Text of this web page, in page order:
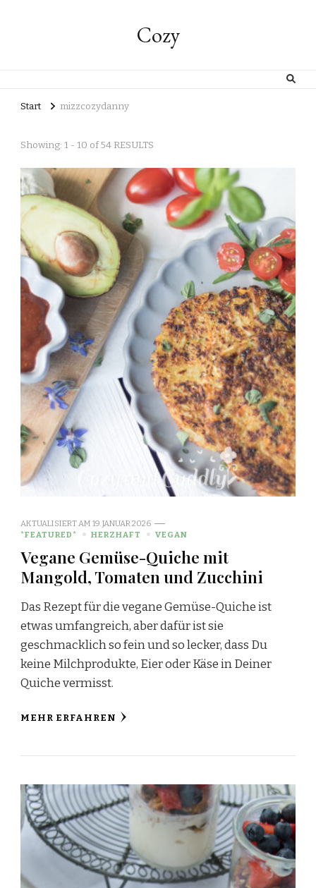
Cozy
Start mizzcozydanny
Showing: 1 - 10 of 54 RESULTS
AKTUALISIERT AM 19. JANUAR 2026
*FEATURED*
HERZHAFT VEGAN
Vegane Gemüse-Quiche mit
Mangold, Tomaten und Zucchini
Das Rezept für die vegane Gemüse-Quiche ist
etwas umfangreich, aber dafür ist sie
geschmacklich so fein und so lecker, dass Du
keine Milchprodukte, Eier oder Käse in Deiner
Quiche vermisst.
MEHR ERFAHREN